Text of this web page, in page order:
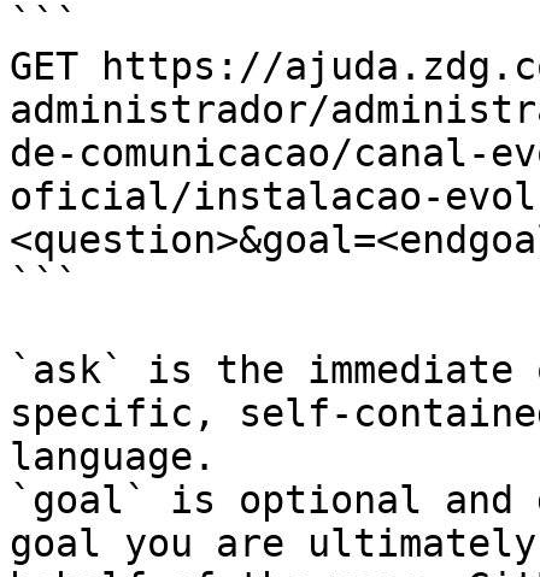
```
GET https://
administrador/
de-comunicacao/canal-
oficial/instalacao-
```
`ask` is the
specific, self-
language.
`goal` is optional and
goal you are